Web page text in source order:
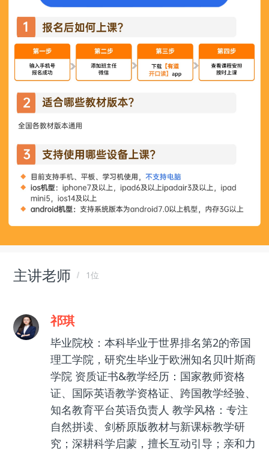
主讲老师 1位
祁琪
毕业院校：本科毕业于世界排名第2的帝国
理工学院，研究生毕业于欧洲知名贝叶斯商
学院 资质证书&教学经历：国家教师资格
证、国际英语教学资格证、跨国教学经验、
知名教育平台英语负责人 教学风格：专注
自然拼读、剑桥原版教材与新课标教学研
究；深耕科学启蒙，擅长互动引导；亲和力